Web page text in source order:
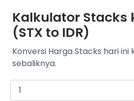
Kalkulator Stacks
(STX to IDR)
Konversi Harga Stacks hari ini
sebaliknya.